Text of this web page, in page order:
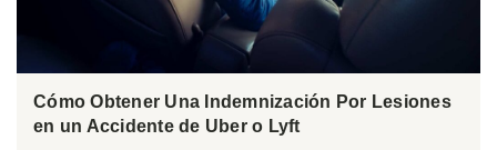
Cómo Obtener Una Indemnización Por Lesiones
en un Accidente de Uber o Lyft